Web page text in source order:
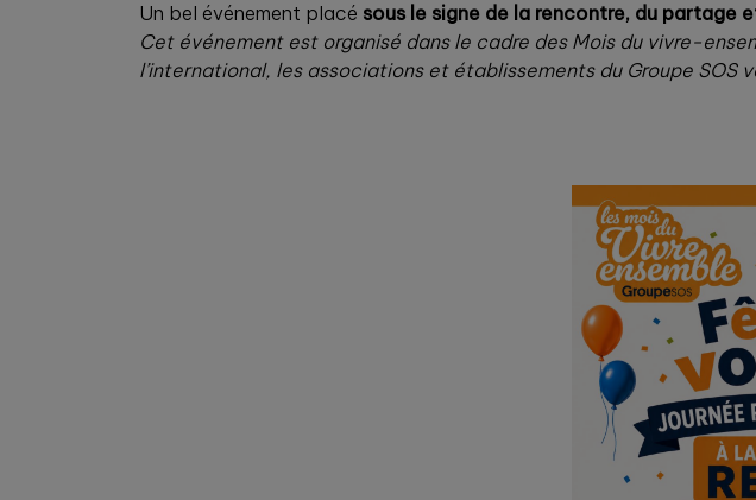
Un bel événement placé sous le signe de la rencontre, du partage
Cet événement est organisé dans le cadre des Mois du vivre-
l’international, les associations et établissements du Groupe SOS